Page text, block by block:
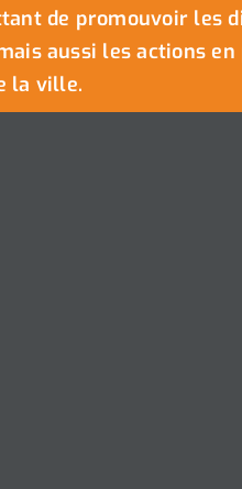
de promouvoir les
aussi les actions
la ville.